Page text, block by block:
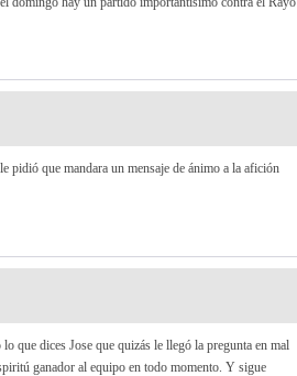
pidió que mandara un mensaje de ánimo a la afición
que dices Jose que quizás le llegó la pregunta en mal
ganador al equipo en todo momento. Y sigue